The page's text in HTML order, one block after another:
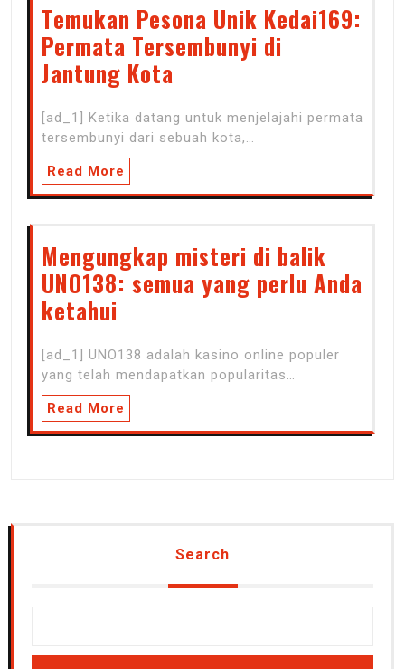
Temukan Pesona Unik Kedai169:
Permata Tersembunyi di
Jantung Kota
[ad_1] Ketika datang untuk menjelajahi permata
tersembunyi dari sebuah kota,…
Read More
Mengungkap misteri di balik
UNO138: semua yang perlu Anda
ketahui
[ad_1] UNO138 adalah kasino online populer
yang telah mendapatkan popularitas…
Read More
Search